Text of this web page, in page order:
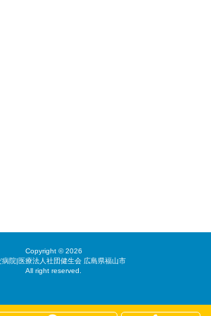
Copyright © 2026
病院|医療法人社団健生会 広島県福山市
All right reserved.